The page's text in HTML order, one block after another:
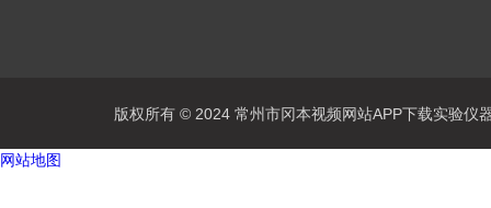
版权所有 © 2024 常州市冈本视频网站APP下载实验
网站地图